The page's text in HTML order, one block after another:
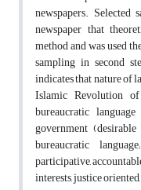
newspapers.
newspaper that
method and was used
sampling in second
indicates that nature of
Islamic Revolution
bureaucratic
government
bureaucratic
participative,
interests, justice